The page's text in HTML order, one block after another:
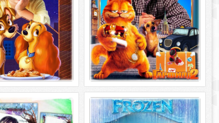
Детская рамка для фотошопа -
Любимые сказочные герои
мультфильмов 4
фотошопа детская -
мои веселые друзья
– Барбоскины